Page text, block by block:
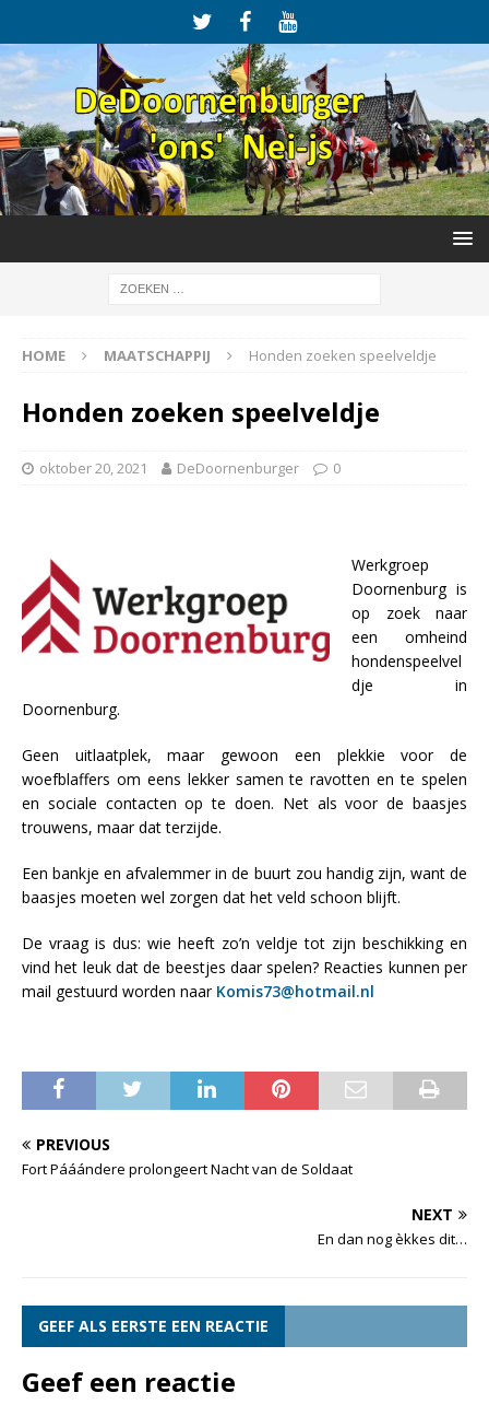
HOME MAATSCHAPPIJ Honden zoeken speelveldje
Honden zoeken speelveldje
oktober 20, 2021 DeDoornenburger 0
Werkgroep
Doornenburg is
op zoek naar
een omheind
hondenspeelvel
dje in
Doornenburg.
Geen uitlaatplek, maar gewoon een plekkie voor de
woefblaffers om eens lekker samen te ravotten en te spelen
en sociale contacten op te doen. Net als voor de baasjes
trouwens, maar dat terzijde.
Een bankje en afvalemmer in de buurt zou handig zijn, want de
baasjes moeten wel zorgen dat het veld schoon blijft.
De vraag is dus: wie heeft zo’n veldje tot zijn beschikking en
vind het leuk dat de beestjes daar spelen? Reacties kunnen per
mail gestuurd worden naar Komis73@hotmail.nl
PREVIOUS
Fort Pááándere prolongeert Nacht van de Soldaat
NEXT
En dan nog èkkes dit…
GEEF ALS EERSTE EEN REACTIE
Geef een reactie